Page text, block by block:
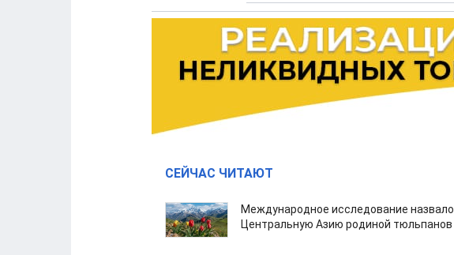
СЕЙЧАС ЧИТАЮТ
Международное исследование назвало
Центральную Азию родиной тюльпанов